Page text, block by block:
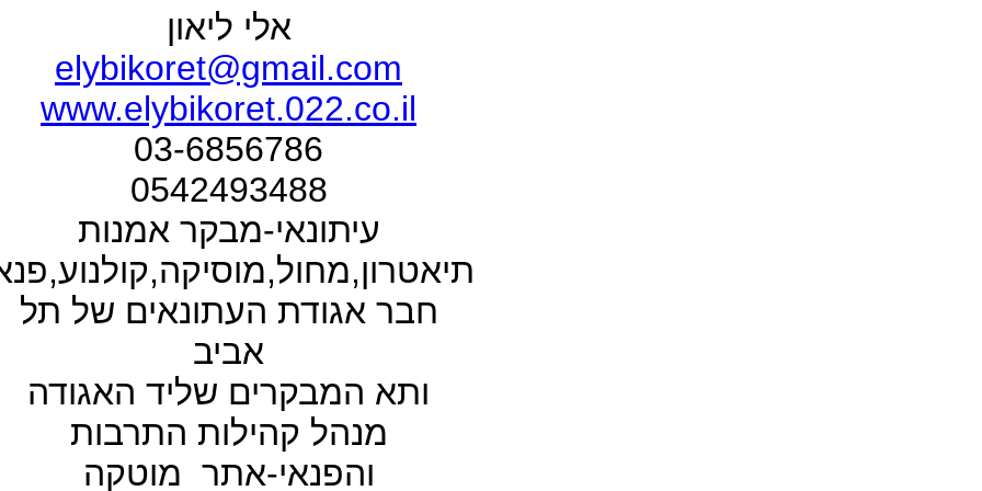
אלי ליאון
elybikoret@gmail.com
www.elybikoret.022.co.il
03-6856786
0542493488
עיתונאי-מבקר אמנות
חבר אגודת העתונאים של תל
אביב
ותא המבקרים שליד האגודה
מנהל קהילות התרבות
והפנאי-אתר מוטקה